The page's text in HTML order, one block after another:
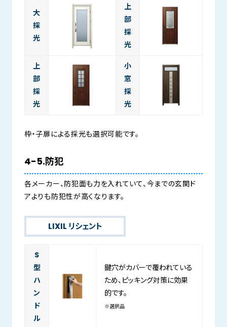
大
採
光
上
部
採
光
上
部
採
光
小
窓
採
光
枠・子扉による採光も選択可能です。
4-5.防犯
各メーカー、防犯面も力を入れていて、今までの玄関ド
アよりも防犯性が高くなります。
LIXIL リシェント
S
型
ハ
ン
ド
ル
鍵穴がカバーで覆われている
ため、ピッキング対策に効果
的です。
※選択品